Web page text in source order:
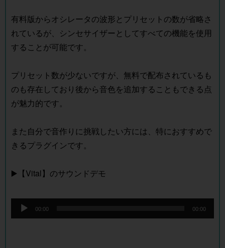
有料版からオシレータの波形とプリセットの数が省略さ
れているが、シンセサイザーとしてすべての機能を使用
することが可能です。
プリセット数が少ないですが、無料で配布されているも
のも存在しており後から音色を追加することもできる点
が魅力的です。
また自分で音作りに挑戦したい方には、特におすすめで
きるプラグインです。
▶️【Vital】のサウンドデモ
音
00:00 00:00